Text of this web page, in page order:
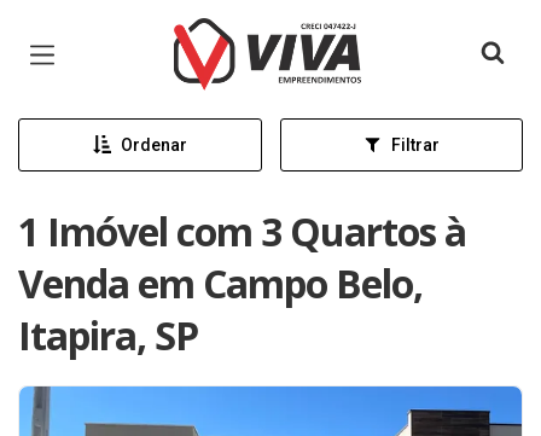
Página inicial
Ordenar Filtrar
1 Imóvel com 3 Quartos à
Venda em Campo Belo,
Itapira, SP